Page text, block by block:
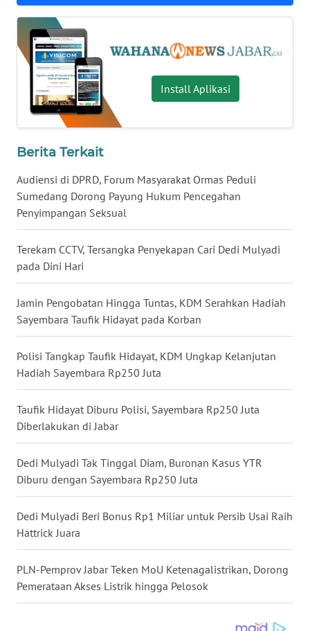
Install Aplikasi
Berita Terkait
Audiensi di DPRD, Forum Masyarakat Ormas Peduli
Sumedang Dorong Payung Hukum Pencegahan
Penyimpangan Seksual
Terekam CCTV, Tersangka Penyekapan Cari Dedi Mulyadi
pada Dini Hari
Jamin Pengobatan Hingga Tuntas, KDM Serahkan Hadiah
Sayembara Taufik Hidayat pada Korban
Polisi Tangkap Taufik Hidayat, KDM Ungkap Kelanjutan
Hadiah Sayembara Rp250 Juta
Taufik Hidayat Diburu Polisi, Sayembara Rp250 Juta
Diberlakukan di Jabar
Dedi Mulyadi Tak Tinggal Diam, Buronan Kasus YTR
Diburu dengan Sayembara Rp250 Juta
Dedi Mulyadi Beri Bonus Rp1 Miliar untuk Persib Usai Raih
Hattrick Juara
PLN-Pemprov Jabar Teken MoU Ketenagalistrikan, Dorong
Pemerataan Akses Listrik hingga Pelosok
WN
WN
KALBAR
WN
KALTENG
KALTARA
WN
KALSEL
WN
WN
WN
GORONTALO
SULUT
WN
MALUKU
WN
MALUT
WN
DAIRI